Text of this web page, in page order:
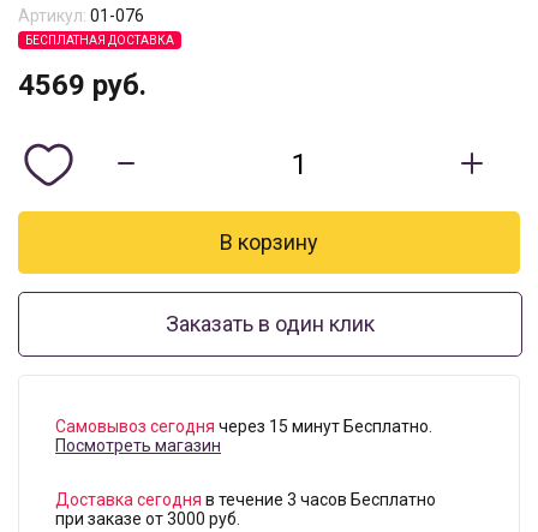
Артикул: 01-076
БЕСПЛАТНАЯ ДОСТАВКА
4569 руб.
Заказать в один клик
Самовывоз сегодня через 15 минут Бесплатно.
Посмотреть магазин
Доставка сегодня в течение 3 часов Бесплатно
при заказе от 3000 руб.